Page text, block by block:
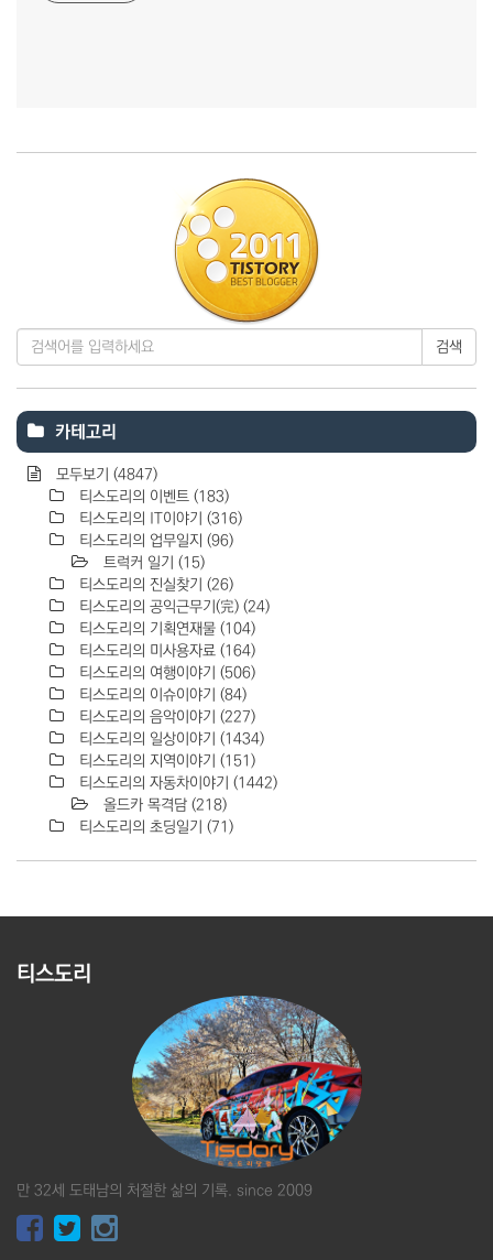
검색
카테고리
모두보기 (4847)
티스도리의 이벤트 (183)
티스도리의 IT이야기 (316)
티스도리의 업무일지 (96)
트럭커 일기 (15)
티스도리의 진실찾기 (26)
티스도리의 공익근무기(完) (24)
티스도리의 기획연재물 (104)
티스도리의 미사용자료 (164)
티스도리의 여행이야기 (506)
티스도리의 이슈이야기 (84)
티스도리의 음악이야기 (227)
티스도리의 일상이야기 (1434)
티스도리의 지역이야기 (151)
티스도리의 자동차이야기 (1442)
올드카 목격담 (218)
티스도리의 초딩일기 (71)
티스도리
만 32세 도태남의 처절한 삶의 기록. since 2009